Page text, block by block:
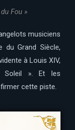
Fou »
musiciens
du Grand Siècle,
à Louis XIV,
Soleil ». Et les
cette piste.